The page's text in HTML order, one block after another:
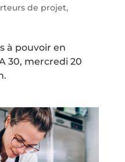
de projet,
à pouvoir en
30, mercredi 20